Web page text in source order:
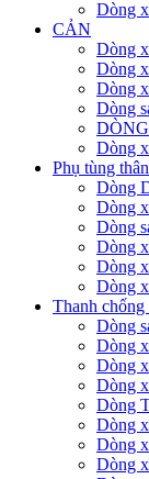
Dòng
CẢN
Dòng
Dòng
Dòng
Dòng
Dòng
Phụ tùng
Dòng
Dòng
Dòng
Dòng
Dòng
Dòng
Thanh chống
Dòng
Dòng
Dòng
Dòng
Dòng
Dòng
Dòng
Dòng